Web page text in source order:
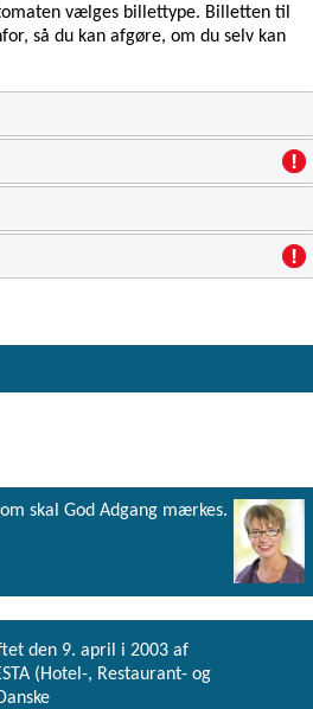
vælges billettype. Billetten til
så du kan afgøre, om du selv kan
skal God Adgang mærkes.
den 9. april i 2003 af
(Hotel-, Restaurant- og